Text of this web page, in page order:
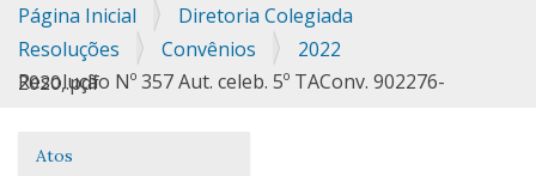
Página Inicial
Diretoria Colegiada
Resoluções
Convênios
2022
Resolução Nº 357 Aut. celeb. 5º TAConv. 902276-2020,.pdf
Navegação
Atos